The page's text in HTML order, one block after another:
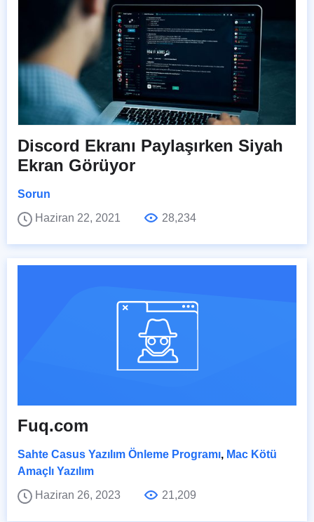
Discord Ekranı Paylaşırken Siyah
Ekran Görüyor
Sorun
Haziran 22, 2021
28,234
Fuq.com
Sahte Casus Yazılım Önleme Programı, Mac Kötü
Amaçlı Yazılım
Haziran 26, 2023
21,209